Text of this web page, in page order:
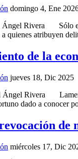
domingo 4, Ene
Rivera Sólo el
a quienes atribuyen
de la
jueves 18, Dic 2025
Rivera
dado a conocer
de
miércoles 17, Dic